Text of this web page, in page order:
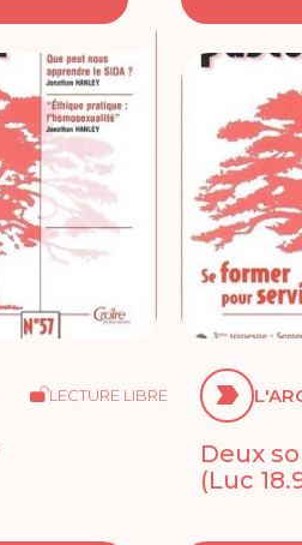
LECTURE LIBRE
Deux
(Luc